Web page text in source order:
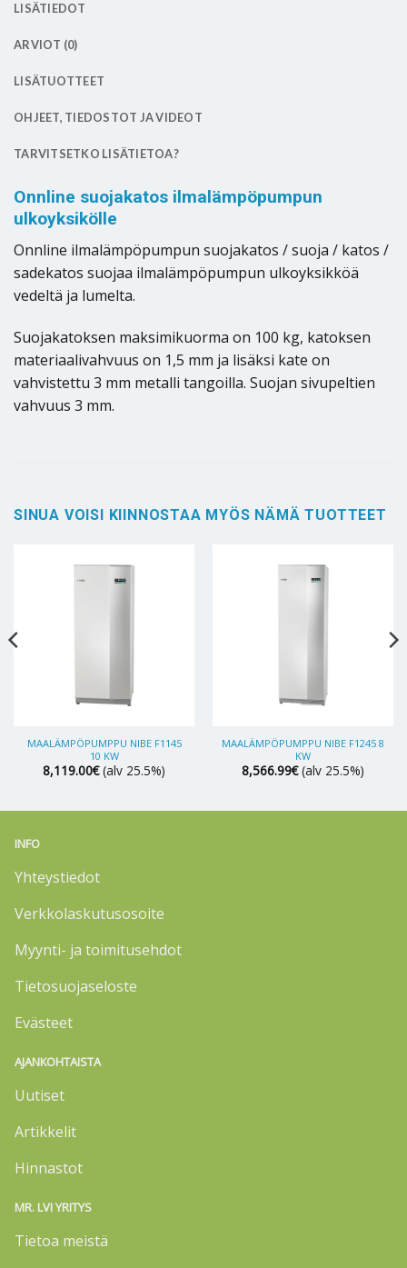
LISÄTIEDOT
ARVIOT (0)
LISÄTUOTTEET
OHJEET, TIEDOSTOT JA VIDEOT
TARVITSETKO LISÄTIETOA?
Onnline suojakatos ilmalämpöpumpun
ulkoyksikölle
Onnline ilmalämpöpumpun suojakatos / suoja / katos /
sadekatos suojaa ilmalämpöpumpun ulkoyksikköä
vedeltä ja lumelta.
Suojakatoksen maksimikuorma on 100 kg, katoksen
materiaalivahvuus on 1,5 mm ja lisäksi kate on
vahvistettu 3 mm metalli tangoilla. Suojan sivupeltien
vahvuus 3 mm.
SINUA VOISI KIINNOSTAA MYÖS NÄMÄ TUOTTEET
MAALÄMPÖPUMPPU NIBE F1145
10 KW
8,119.00€ (alv 25.5%)
MAALÄMPÖPUMPPU NIBE F1245 8
KW
8,566.99€ (alv 25.5%)
INFO
Yhteystiedot
Verkkolaskutusosoite
Myynti- ja toimitusehdot
Tietosuojaseloste
Evästeet
AJANKOHTAISTA
Uutiset
Artikkelit
Hinnastot
MR. LVI YRITYS
Tietoa meistä